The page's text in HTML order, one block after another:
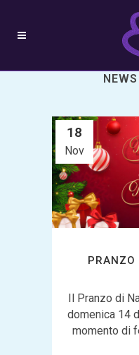
NEWS
18
Nov
PRANZO
Il Pranzo di
domenica 14
momento di